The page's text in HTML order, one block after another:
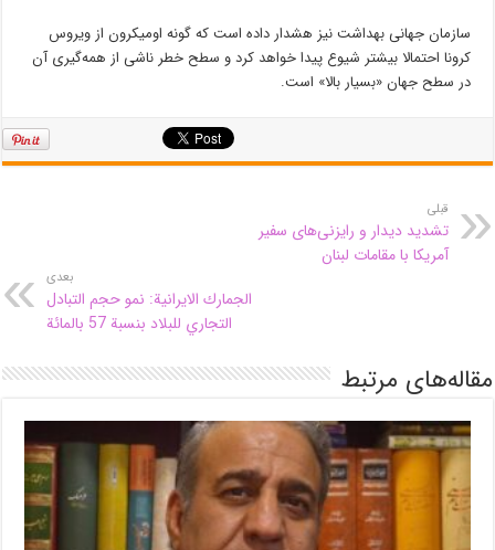
سازمان جهانی بهداشت نیز هشدار داده است که گونه اومیکرون از ویروس
کرونا احتمالا بیشتر شیوع پیدا خواهد کرد و سطح خطر ناشی از همه‌گیری آن
در سطح جهان «بسیار بالا» است.
قبلی
تشدید دیدار و رایزنی‌های سفیر
آمریکا با مقامات لبنان
بعدی
الجمارك الايرانية: نمو حجم التبادل
التجاري للبلاد بنسبة 57 بالمائة
مقاله‌های مرتبط